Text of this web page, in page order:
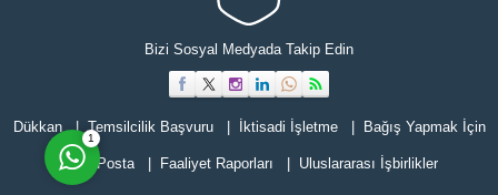
Bizi Sosyal Medyada Takip Edin
Dükkan Temsilcilik Başvuru İktisadi İşletme Bağış Yapmak İçin
E-Posta Faaliyet Raporları Uluslararası İşbirlikler
1